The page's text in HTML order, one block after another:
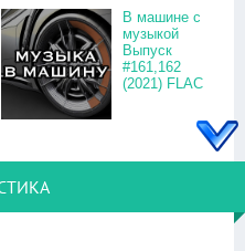
В машине с
музыкой
Выпуск
#161,162
(2021) FLAC